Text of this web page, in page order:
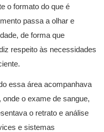
o formato do que é
passa a olhar e
de forma que
respeito às necessidades
essa área acompanhava
o exame de sangue,
o retrato e análise
e sistemas